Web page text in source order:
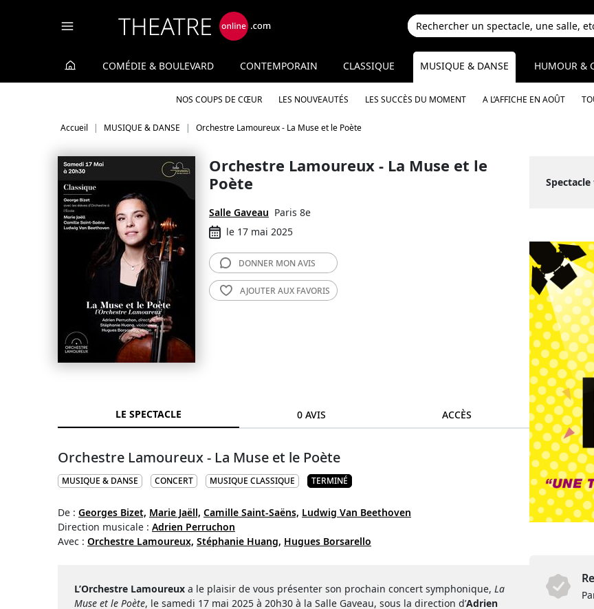
COMÉDIE & BOULEVARD CONTEMPORAIN CLASSIQUE MUSIQUE & DANSE
NOS COUPS DE CŒUR LES NOUVEAUTÉS LES SUCCÈS DU MOMENT A L’AFFICHE EN AOÛT
HUMOUR &
Accueil MUSIQUE & DANSE Orchestre Lamoureux - La Muse et le Poète
Orchestre Lamoureux - La Muse et le
Poète
Salle Gaveau Paris 8e
le 17 mai 2025
DONNER MON AVIS
AJOUTER AUX FAVORIS
LE SPECTACLE 0 AVIS ACCÈS
Orchestre Lamoureux - La Muse et le Poète
MUSIQUE & DANSE CONCERT MUSIQUE CLASSIQUE TERMINÉ
De : Georges Bizet, Marie Jaëll, Camille Saint-Saëns, Ludwig Van Beethoven
Direction musicale : Adrien Perruchon
Avec : Orchestre Lamoureux, Stéphanie Huang, Hugues Borsarello
L’Orchestre Lamoureux a le plaisir de vous présenter son prochain concert symphonique, La
Muse et le Poète, le samedi 17 mai 2025 à 20h30 à la Salle Gaveau, sous la direction d’Adrien